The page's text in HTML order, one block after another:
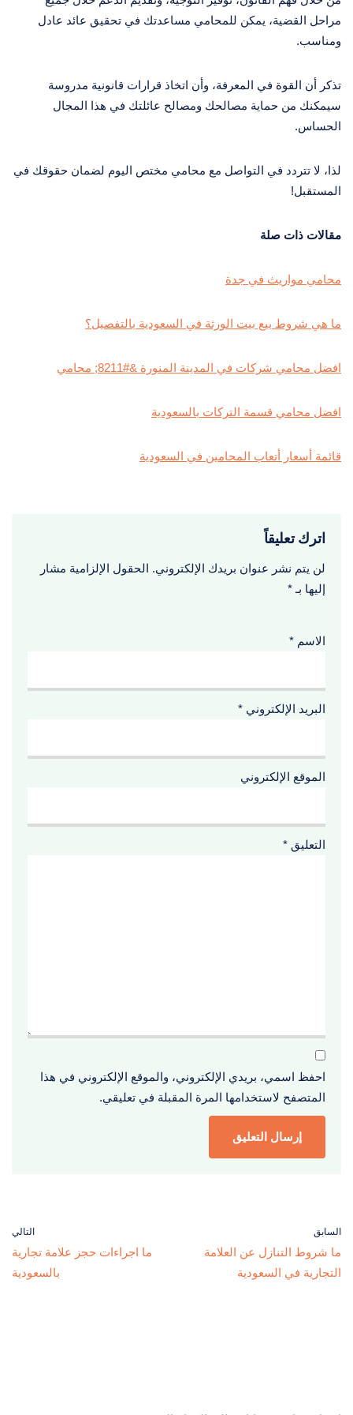
مراحل القضية، يمكن للمحامي مساعدتك في تحقيق عائد عادل
ومناسب.
تذكر أن القوة في المعرفة، وأن اتخاذ قرارات قانونية مدروسة
سيمكنك من حماية مصالحك ومصالح عائلتك في هذا المجال
الحساس.
لذا، لا تتردد في التواصل مع محامي مختص اليوم لضمان حقوقك في
المستقبل!
مقالات ذات صلة
محامي مواريث في جدة
ما هي شروط بيع بيت الورثة في السعودية بالتفصيل؟
افضل محامي شركات في المدينة المنورة &#8211; محامي
افضل محامي قسمة التركات بالسعودية
قائمة أسعار أتعاب المحامين في السعودية
اترك تعليقاً
لن يتم نشر عنوان بريدك الإلكتروني. الحقول الإلزامية مشار
إليها بـ *
الاسم *
البريد الإلكتروني *
الموقع الإلكتروني
التعليق *
احفظ اسمي، بريدي الإلكتروني، والموقع الإلكتروني في هذا
المتصفح لاستخدامها المرة المقبلة في تعليقي.
السابق
ما شروط التنازل عن العلامة
التجارية في السعودية
التالي
ما اجراءات حجز علامة تجارية
بالسعودية